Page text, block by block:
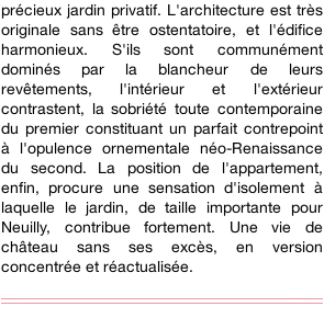
précieux jardin privatif. L'architecture est très
originale sans être ostentatoire, et l'édifice
harmonieux. S'ils sont communément
dominés par la blancheur de leurs
revêtements, l'intérieur et l'extérieur
contrastent, la sobriété toute contemporaine
du premier constituant un parfait contrepoint
à l'opulence ornementale néo-Renaissance
du second. La position de l'appartement,
enfin, procure une sensation d'isolement à
laquelle le jardin, de taille importante pour
Neuilly, contribue fortement. Une vie de
château sans ses excès, en version
concentrée et réactualisée.